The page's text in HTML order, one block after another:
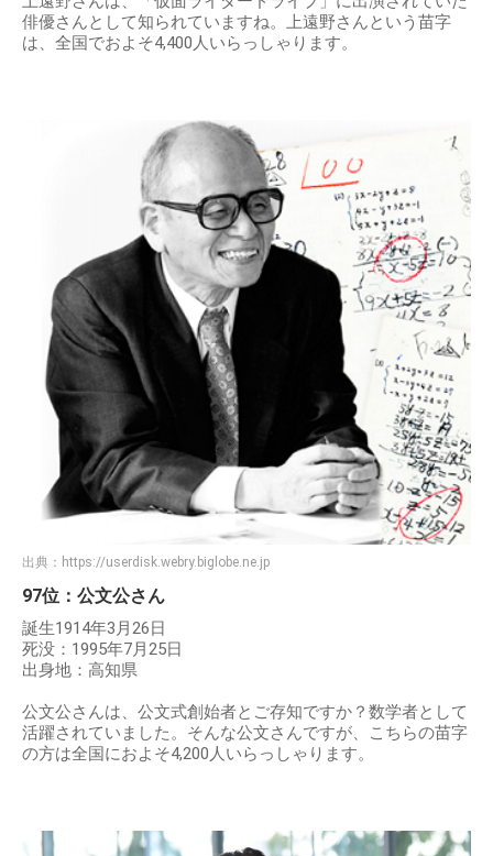
俳優さんとして知られていますね。上遠野さんという苗字
は、全国でおよそ4,400人いらっしゃります。
出典： https://userdisk.webry.biglobe.ne.jp
97位：公文公さん
誕生1914年3月26日
死没：1995年7月25日
出身地：高知県
公文公さんは、公文式創始者とご存知ですか？数学者として
活躍されていました。そんな公文さんですが、こちらの苗字
の方は全国におよそ4,200人いらっしゃります。